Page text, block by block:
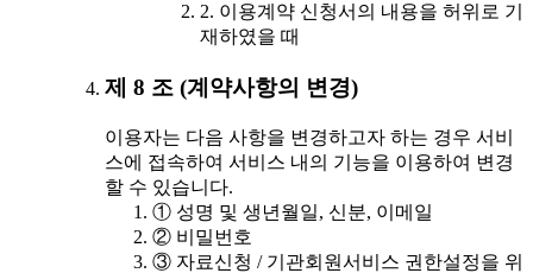
2. 이용계약 신청서의 내용을 허위로 기
재하였을 때
제 8 조 (계약사항의 변경)
이용자는 다음 사항을 변경하고자 하는 경우 서비
스에 접속하여 서비스 내의 기능을 이용하여 변경
할 수 있습니다.
① 성명 및 생년월일, 신분, 이메일
② 비밀번호
③ 자료신청 / 기관회원서비스 권한설정을 위